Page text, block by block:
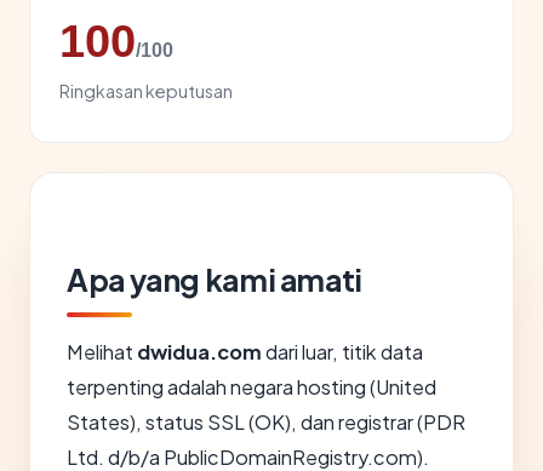
100/100
Ringkasan keputusan
Apa yang kami amati
Melihat dwidua.comdari luar, titik data
terpenting adalah negara hosting (United
States), status SSL (OK), dan registrar (PDR
Ltd. d/b/a PublicDomainRegistry.com).